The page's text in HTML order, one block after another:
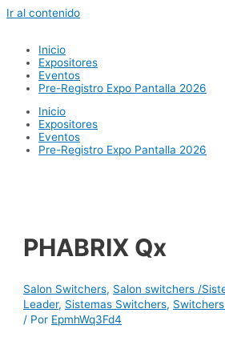
Ir al contenido
Inicio
Expositores
Eventos
Pre-Registro Expo Pantalla 2026
Inicio
Expositores
Eventos
Pre-Registro Expo Pantalla 2026
PHABRIX Qx
Salon Switchers, Salon switchers /
Leader, Sistemas Switchers,
/ Por EpmhWq3Fd4